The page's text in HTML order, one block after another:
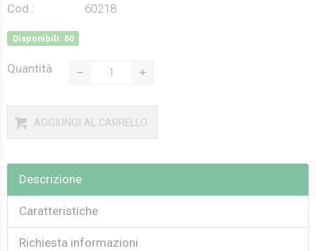
Cod.: 60218
Disponibili: 60
Quantità
AGGIUNGI AL CARRELLO
Descrizione
Caratteristiche
Richiesta informazioni